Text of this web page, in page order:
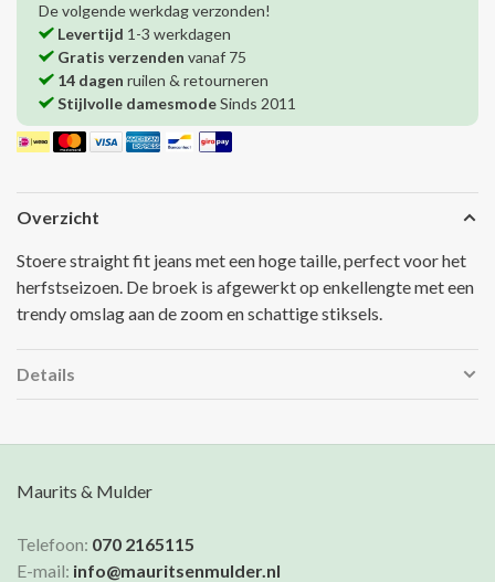
De volgende werkdag verzonden!
Levertijd 1-3 werkdagen
Gratis verzenden vanaf 75
14 dagen ruilen & retourneren
Stijlvolle damesmodeSinds 2011
Overzicht
Stoere straight fit jeans met een hoge taille, perfect voor het
herfstseizoen. De broek is afgewerkt op enkellengte met een
trendy omslag aan de zoom en schattige stiksels.
Details
Maurits & Mulder
Telefoon: 070 2165115
E-mail: info@mauritsenmulder.nl